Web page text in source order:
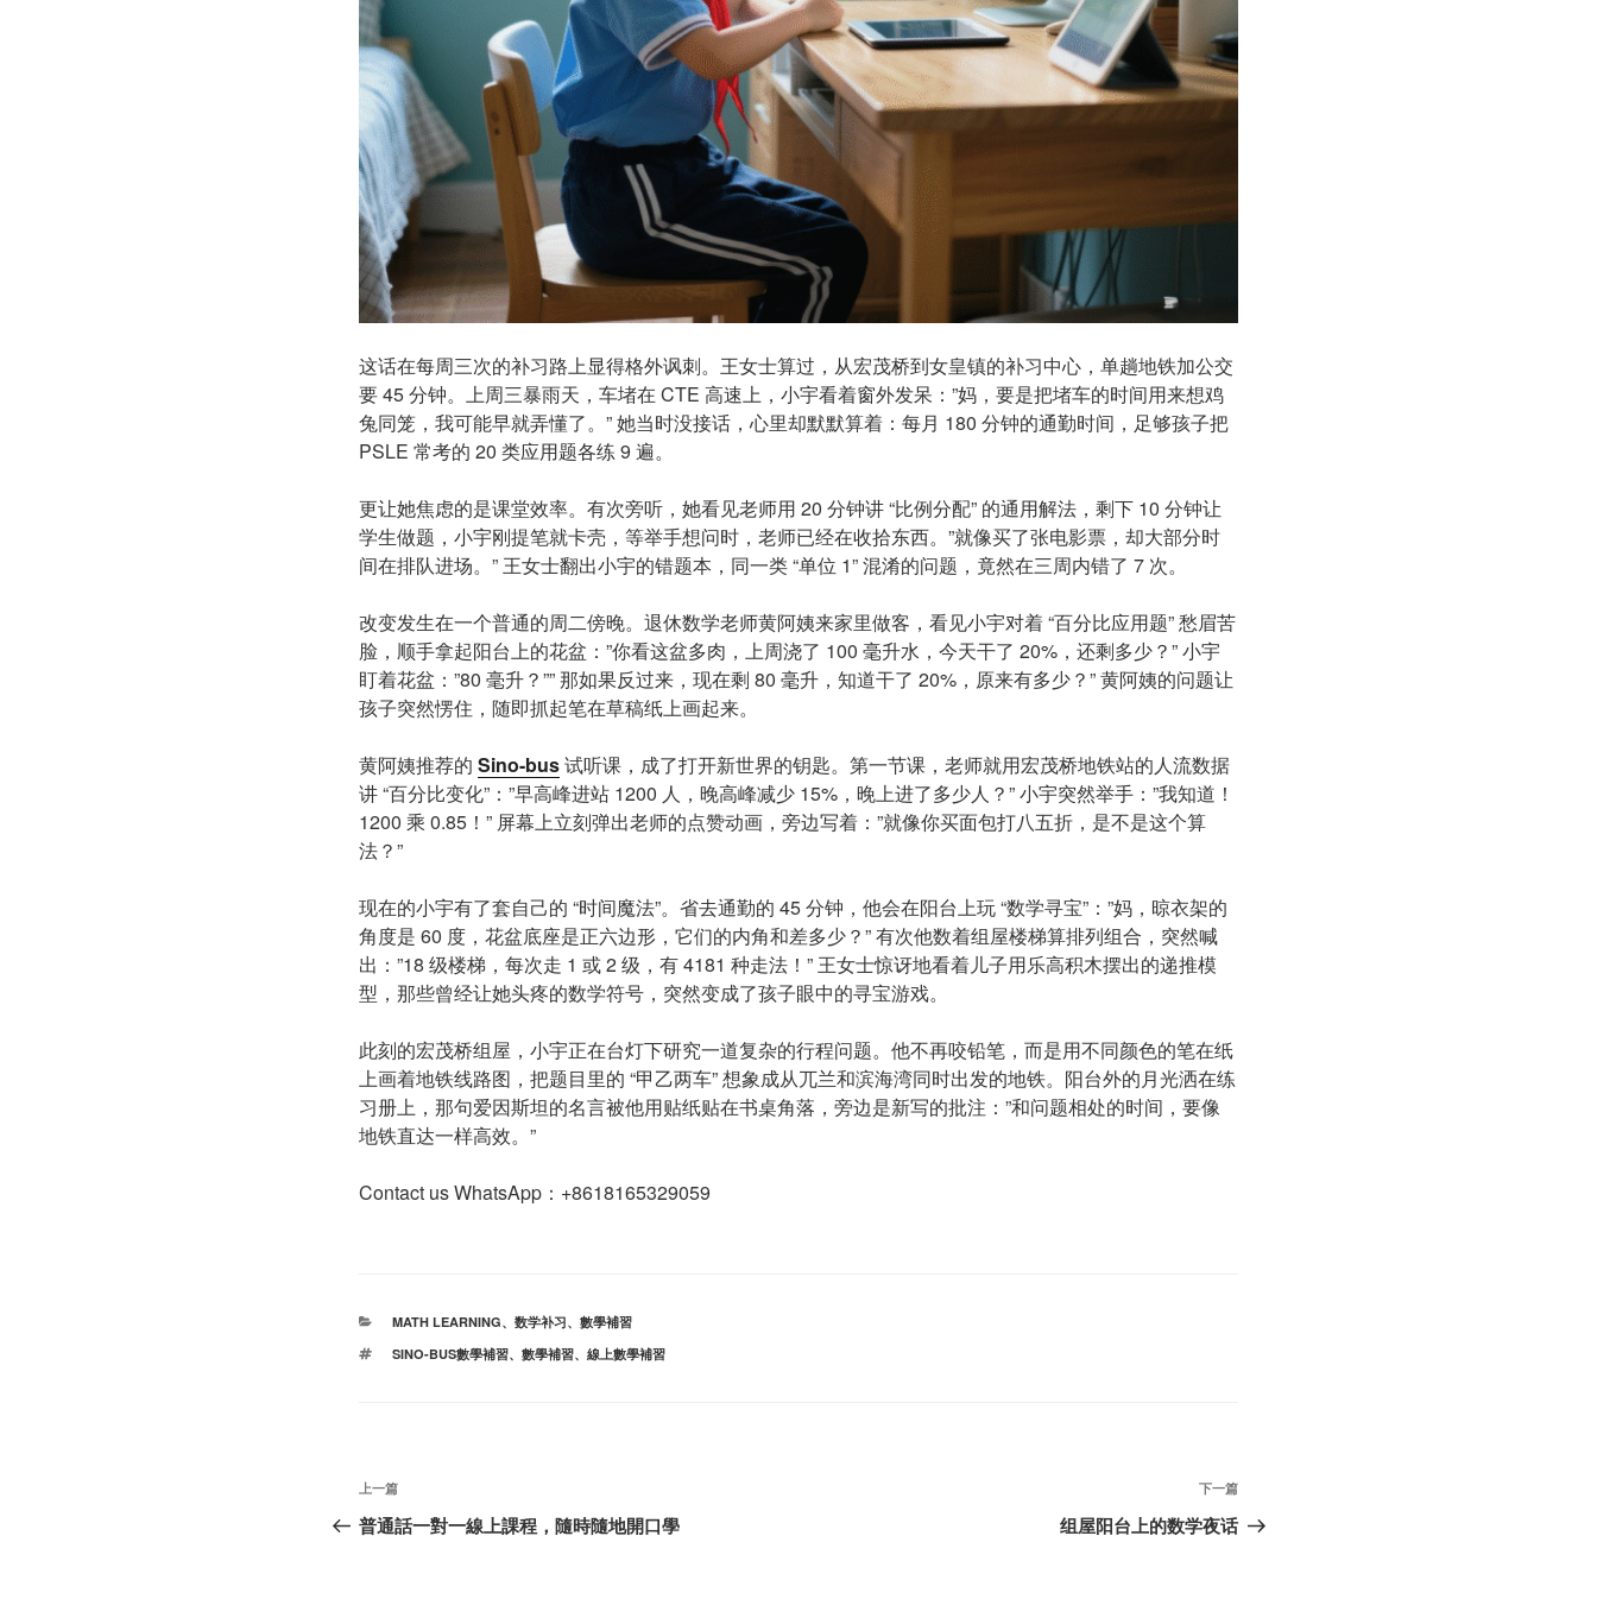
这话在每周三次的补习路上显得格外讽刺。王女士算过，从宏茂桥到女皇镇的补习中心，单趟地铁加公交
要 45 分钟。上周三暴雨天，车堵在 CTE 高速上，小宇看着窗外发呆：”妈，要是把堵车的时间用来想鸡
兔同笼，我可能早就弄懂了。” 她当时没接话，心里却默默算着：每月 180 分钟的通勤时间，足够孩子把
PSLE 常考的 20 类应用题各练 9 遍。
更让她焦虑的是课堂效率。有次旁听，她看见老师用 20 分钟讲 “比例分配” 的通用解法，剩下 10 分钟让
学生做题，小宇刚提笔就卡壳，等举手想问时，老师已经在收拾东西。”就像买了张电影票，却大部分时
间在排队进场。” 王女士翻出小宇的错题本，同一类 “单位 1” 混淆的问题，竟然在三周内错了 7 次。
改变发生在一个普通的周二傍晚。退休数学老师黄阿姨来家里做客，看见小宇对着 “百分比应用题” 愁眉苦
脸，顺手拿起阳台上的花盆：”你看这盆多肉，上周浇了 100 毫升水，今天干了 20%，还剩多少？” 小宇
盯着花盆：”80 毫升？”” 那如果反过来，现在剩 80 毫升，知道干了 20%，原来有多少？” 黄阿姨的问题让
孩子突然愣住，随即抓起笔在草稿纸上画起来。
黄阿姨推荐的 Sino-bus试听课，成了打开新世界的钥匙。第一节课，老师就用宏茂桥地铁站的人流数据
讲 “百分比变化”：”早高峰进站 1200 人，晚高峰减少 15%，晚上进了多少人？” 小宇突然举手：”我知道！
1200 乘 0.85！” 屏幕上立刻弹出老师的点赞动画，旁边写着：”就像你买面包打八五折，是不是这个算
法？”
现在的小宇有了套自己的 “时间魔法”。省去通勤的 45 分钟，他会在阳台上玩 “数学寻宝”：”妈，晾衣架的
角度是 60 度，花盆底座是正六边形，它们的内角和差多少？” 有次他数着组屋楼梯算排列组合，突然喊
出：”18 级楼梯，每次走 1 或 2 级，有 4181 种走法！” 王女士惊讶地看着儿子用乐高积木摆出的递推模
型，那些曾经让她头疼的数学符号，突然变成了孩子眼中的寻宝游戏。
此刻的宏茂桥组屋，小宇正在台灯下研究一道复杂的行程问题。他不再咬铅笔，而是用不同颜色的笔在纸
上画着地铁线路图，把题目里的 “甲乙两车” 想象成从兀兰和滨海湾同时出发的地铁。阳台外的月光洒在练
习册上，那句爱因斯坦的名言被他用贴纸贴在书桌角落，旁边是新写的批注：”和问题相处的时间，要像
地铁直达一样高效。”
Contact us WhatsApp：+8618165329059
分
MATH LEARNING、 数学补习、 數學補習
标
SINO-BUS數學補習、 數學補習、 線上數學補習
文
章
上
一
上一篇
普通話一對一線上課程，隨時隨地開口學
下
一
下一篇
组屋阳台上的数学夜话